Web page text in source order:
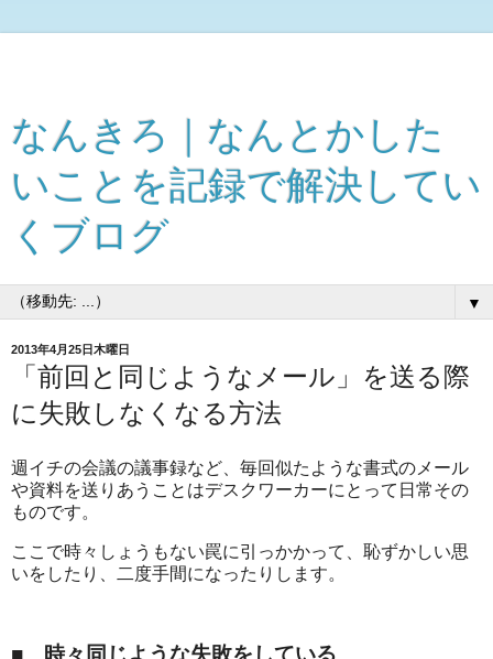
なんきろ｜なんとかした
いことを記録で解決してい
くブログ
▼
2013年4月25日木曜日
「前回と同じようなメール」を送る際
に失敗しなくなる方法
週イチの会議の議事録など、毎回似たような書式のメール
や資料を送りあうことはデスクワーカーにとって日常その
ものです。
ここで時々しょうもない罠に引っかかって、恥ずかしい思
いをしたり、二度手間になったりします。
■ 時々同じような失敗をしている